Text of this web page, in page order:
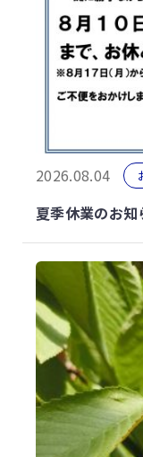
2026.08.04
夏季休業のお知